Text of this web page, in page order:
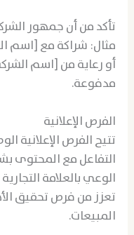
تأكد من أن جمهور
مثال: شراكة مع [اسم
أو رعاية من [اسم
مدفوعة.
الفرص الإعلانية
تتيح الفرص الإعلانية
التفاعل مع المحتوى
الوعي بالعلامة
تعزز من فرص تحقيق
المبيعات.